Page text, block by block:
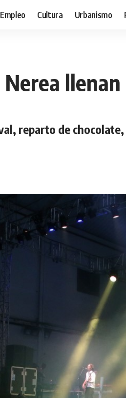
Empleo Cultura Urbanismo
reparto de